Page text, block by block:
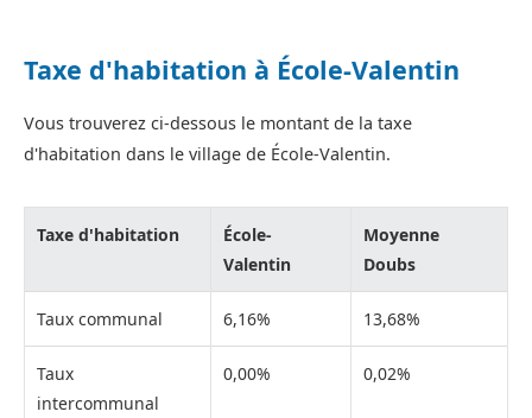
Taxe d'habitation à École-Valentin
Vous trouverez ci-dessous le montant de la taxe
d'habitation dans le village de École-Valentin.
Taxe d'habitation
École-
Valentin
Moyenne
Doubs
Taux communal 6,16% 13,68%
Taux
intercommunal
0,00% 0,02%